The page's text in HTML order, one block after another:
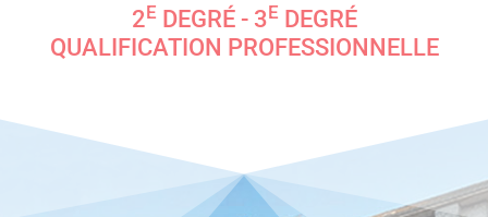
2E DEGRÉ - 3E DEGRÉ
QUALIFICATION PROFESSIONNELLE